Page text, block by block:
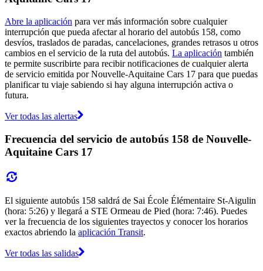
Abre la aplicación para ver más información sobre cualquier
interrupción que pueda afectar al horario del autobús 158, como
desvíos, traslados de paradas, cancelaciones, grandes retrasos u otros
cambios en el servicio de la ruta del autobús. La aplicación también
te permite suscribirte para recibir notificaciones de cualquier alerta
de servicio emitida por Nouvelle-Aquitaine Cars 17 para que puedas
planificar tu viaje sabiendo si hay alguna interrupción activa o
futura.
Ver todas las alertas
Frecuencia del servicio de autobús 158 de Nouvelle-
Aquitaine Cars 17
El siguiente autobús 158 saldrá de Sai École Élémentaire St-Aigulin
(hora: 5:26) y llegará a STE Ormeau de Pied (hora: 7:46). Puedes
ver la frecuencia de los siguientes trayectos y conocer los horarios
exactos abriendo la aplicación Transit.
Ver todas las salidas